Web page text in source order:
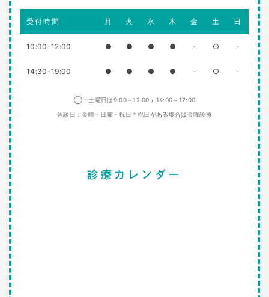
受付時間 月 火 水 木 金 土 日
10:00-12:00 ● ● ● ● - ○ -
14:30-19:00 ● ● ● ● - ○ -
◯：土曜日は9:00～12:00 / 14:00～17:00
休診日：金曜・日曜・祝日＊祝日がある場合は金曜診療
診療カレンダー